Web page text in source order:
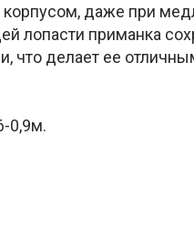
корпусом, даже при
лопасти приманка
что делает ее
0,9м.